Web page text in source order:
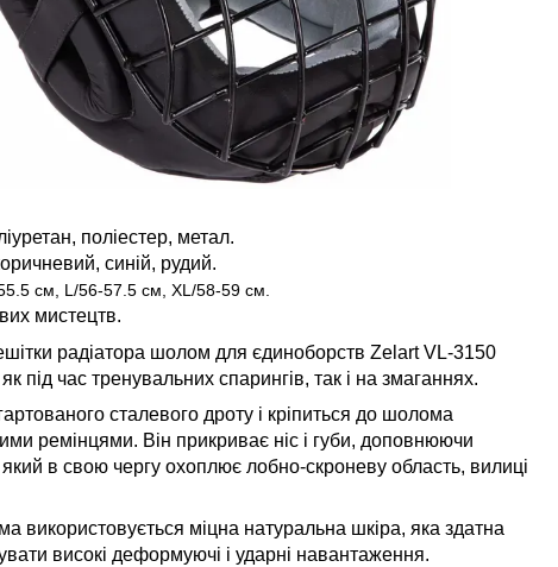
поліестер, метал.
синій, рудий.
см, L/56-57.5 см, XL/58-59 см.
мистецтв.
радіатора шолом для єдиноборств Zelart VL-3150
під час тренувальних спарингів, так і на змаганнях.
сталевого дроту і кріпиться до шолома
ремінцями. Він прикриває ніс і губи, доповнюючи
в свою чергу охоплює лобно-скроневу область, вилиці
використовується міцна натуральна шкіра, яка здатна
високі деформуючі і ударні навантаження.